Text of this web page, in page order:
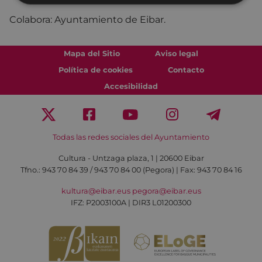
Colabora: Ayuntamiento de Eibar.
Mapa del Sitio
Aviso legal
Política de cookies
Contacto
Accesibilidad
Todas las redes sociales del Ayuntamiento
Cultura - Untzaga plaza, 1 | 20600 Eibar
Tfno.: 943 70 84 39 / 943 70 84 00 (Pegora) | Fax: 943 70 84 16
kultura@eibar.eus pegora@eibar.eus
IFZ: P2003100A | DIR3 L01200300